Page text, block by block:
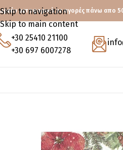
Skip to navigation
Skip to main content
μεταφορικά με αγορές πάνω απο
+30 25410 21100
+30 697 6007278